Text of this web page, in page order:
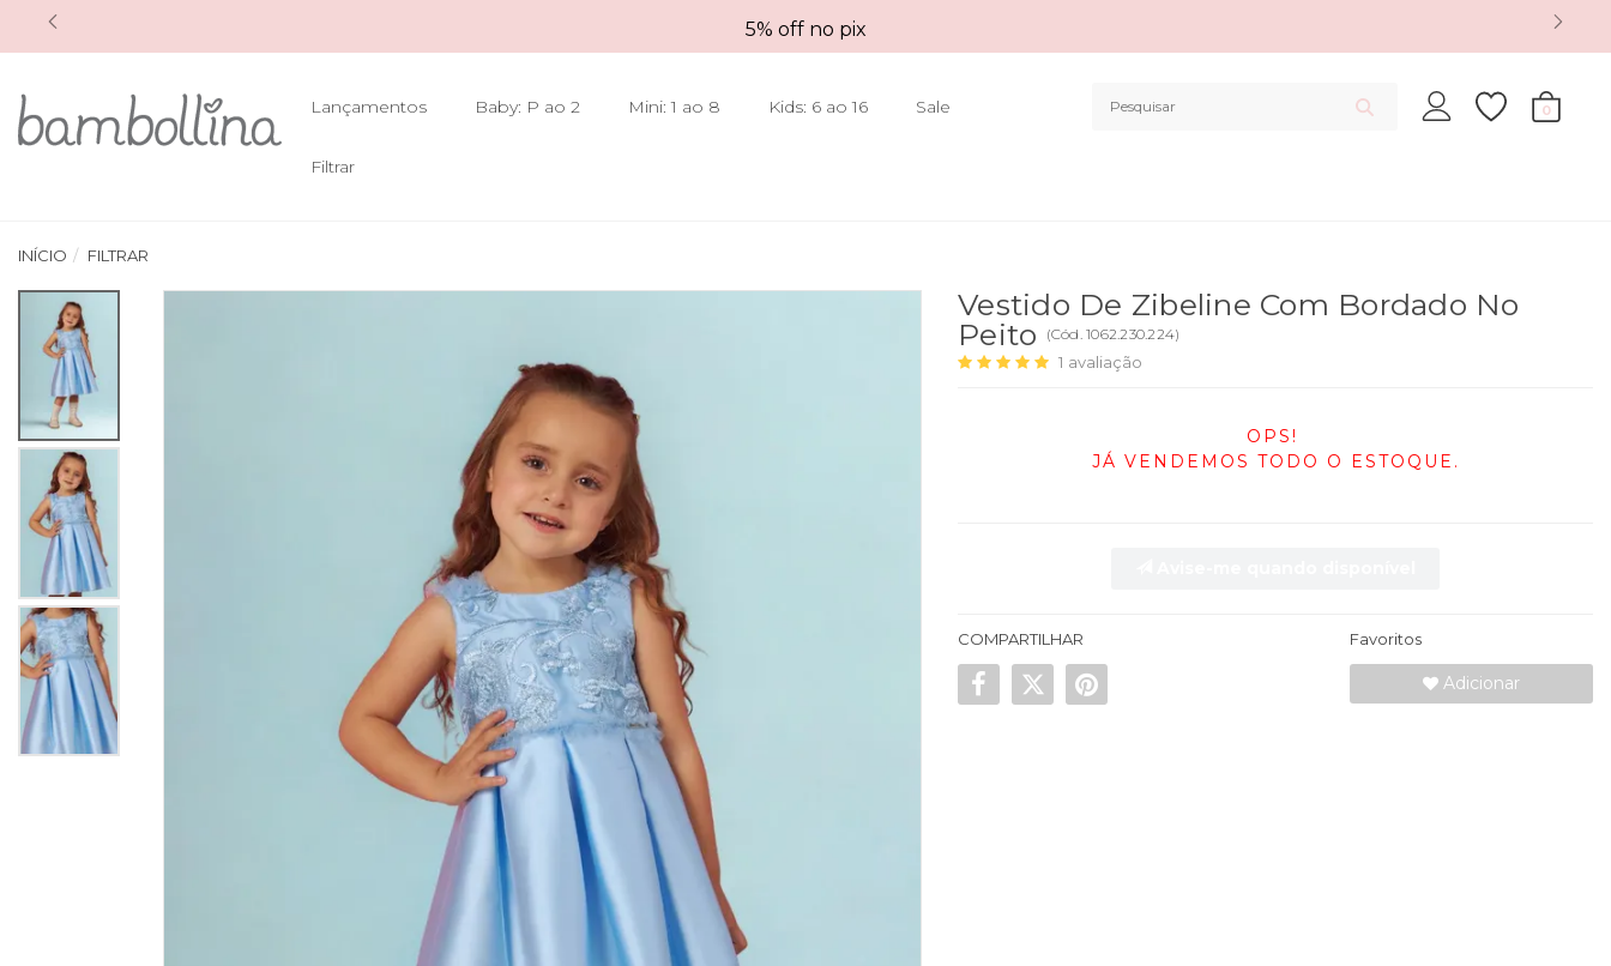
5% off no pix
Lançamentos Baby: P ao 2 Mini: 1 ao 8 Kids: 6 ao 16 Sale
Filtrar
0
INÍCIO FILTRAR
Vestido De Zibeline Com Bordado No
Peito
(Cód. 1062.230.224)
1 avaliação
OPS!
JÁ VENDEMOS TODO O ESTOQUE.
COMPARTILHAR Favoritos
Adicionar